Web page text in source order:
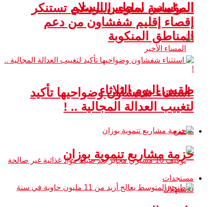
المؤسس لمجلس السلام
طقس اليوم الثلاثاء
مجتمع
البرلمانية سلوى البردعي تستنكر
إقصاء إقليم شفشاون من دعم
المناطق المنكوبة
استثناء شفشاون وضواحيها تأكيد
لتغييب العدالة المجالية .. !
حزمة مشاريع تنموية بوزان
مستجدات